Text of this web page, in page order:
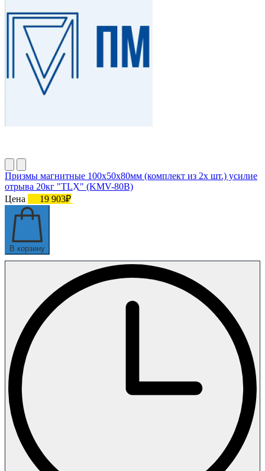
Призмы магнитные 100х50х80мм (комплект из 2х шт.) усилие
отрыва 20кг "TLX" (KMV-80В)
Цена
19 903₽
В корзину